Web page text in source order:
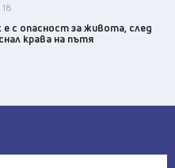
18
с опасност за живота, след
крава на пътя